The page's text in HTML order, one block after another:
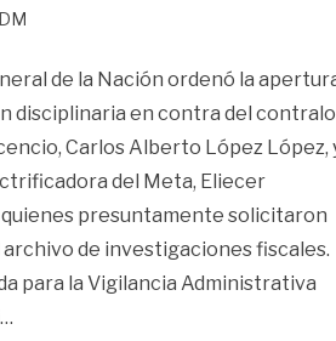
de la Nación ordenó la
disciplinaria en contra del
Carlos Alberto López López,
del Meta, Eliecer
presuntamente solicitaron
de investigaciones fiscales.
para la Vigilancia Administrativa
…